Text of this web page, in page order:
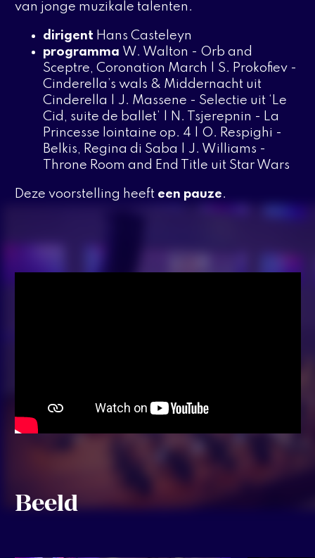
van jonge muzikale talenten.
dirigent Hans Casteleyn
programma W. Walton - Orb and
Sceptre, Coronation March | S. Prokofiev -
Cinderella’s wals & Middernacht uit
Cinderella | J. Massene - Selectie uit ‘Le
Cid, suite de ballet’ | N. Tsjerepnin - La
Princesse lointaine op. 4 | O. Respighi -
Belkis, Regina di Saba | J. Williams -
Throne Room and End Title uit Star Wars
Deze voorstelling heeft een pauze.
Beeld